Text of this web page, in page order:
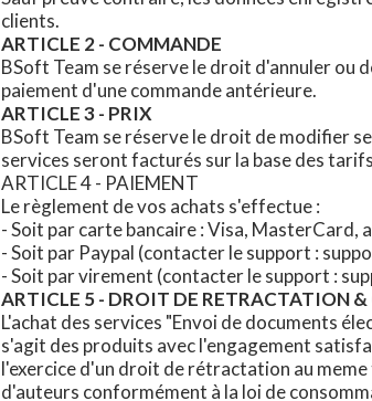
clients.
ARTICLE 2 - COMMANDE
BSoft Team se réserve le droit d'annuler ou
paiement d'une commande antérieure.
ARTICLE 3 - PRIX
BSoft Team se réserve le droit de modifier
services seront facturés sur la base des
ARTICLE 4 - PAIEMENT
Le règlement de vos achats s'effectue :
- Soit par carte bancaire : Visa, MasterCard,
- Soit par Paypal (contacter le support :
- Soit par virement (contacter le support :
ARTICLE 5 - DROIT DE RETRACTATION
L'achat des services "Envoi de documents
s'agit des produits avec l'engagement
l'exercice d'un droit de rétractation au
d'auteurs conformément à la loi de